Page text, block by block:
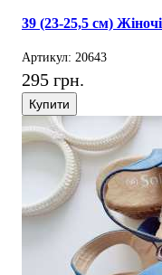
39 (23-25,5 см)
Артикул: 20643
295 грн.
Купити